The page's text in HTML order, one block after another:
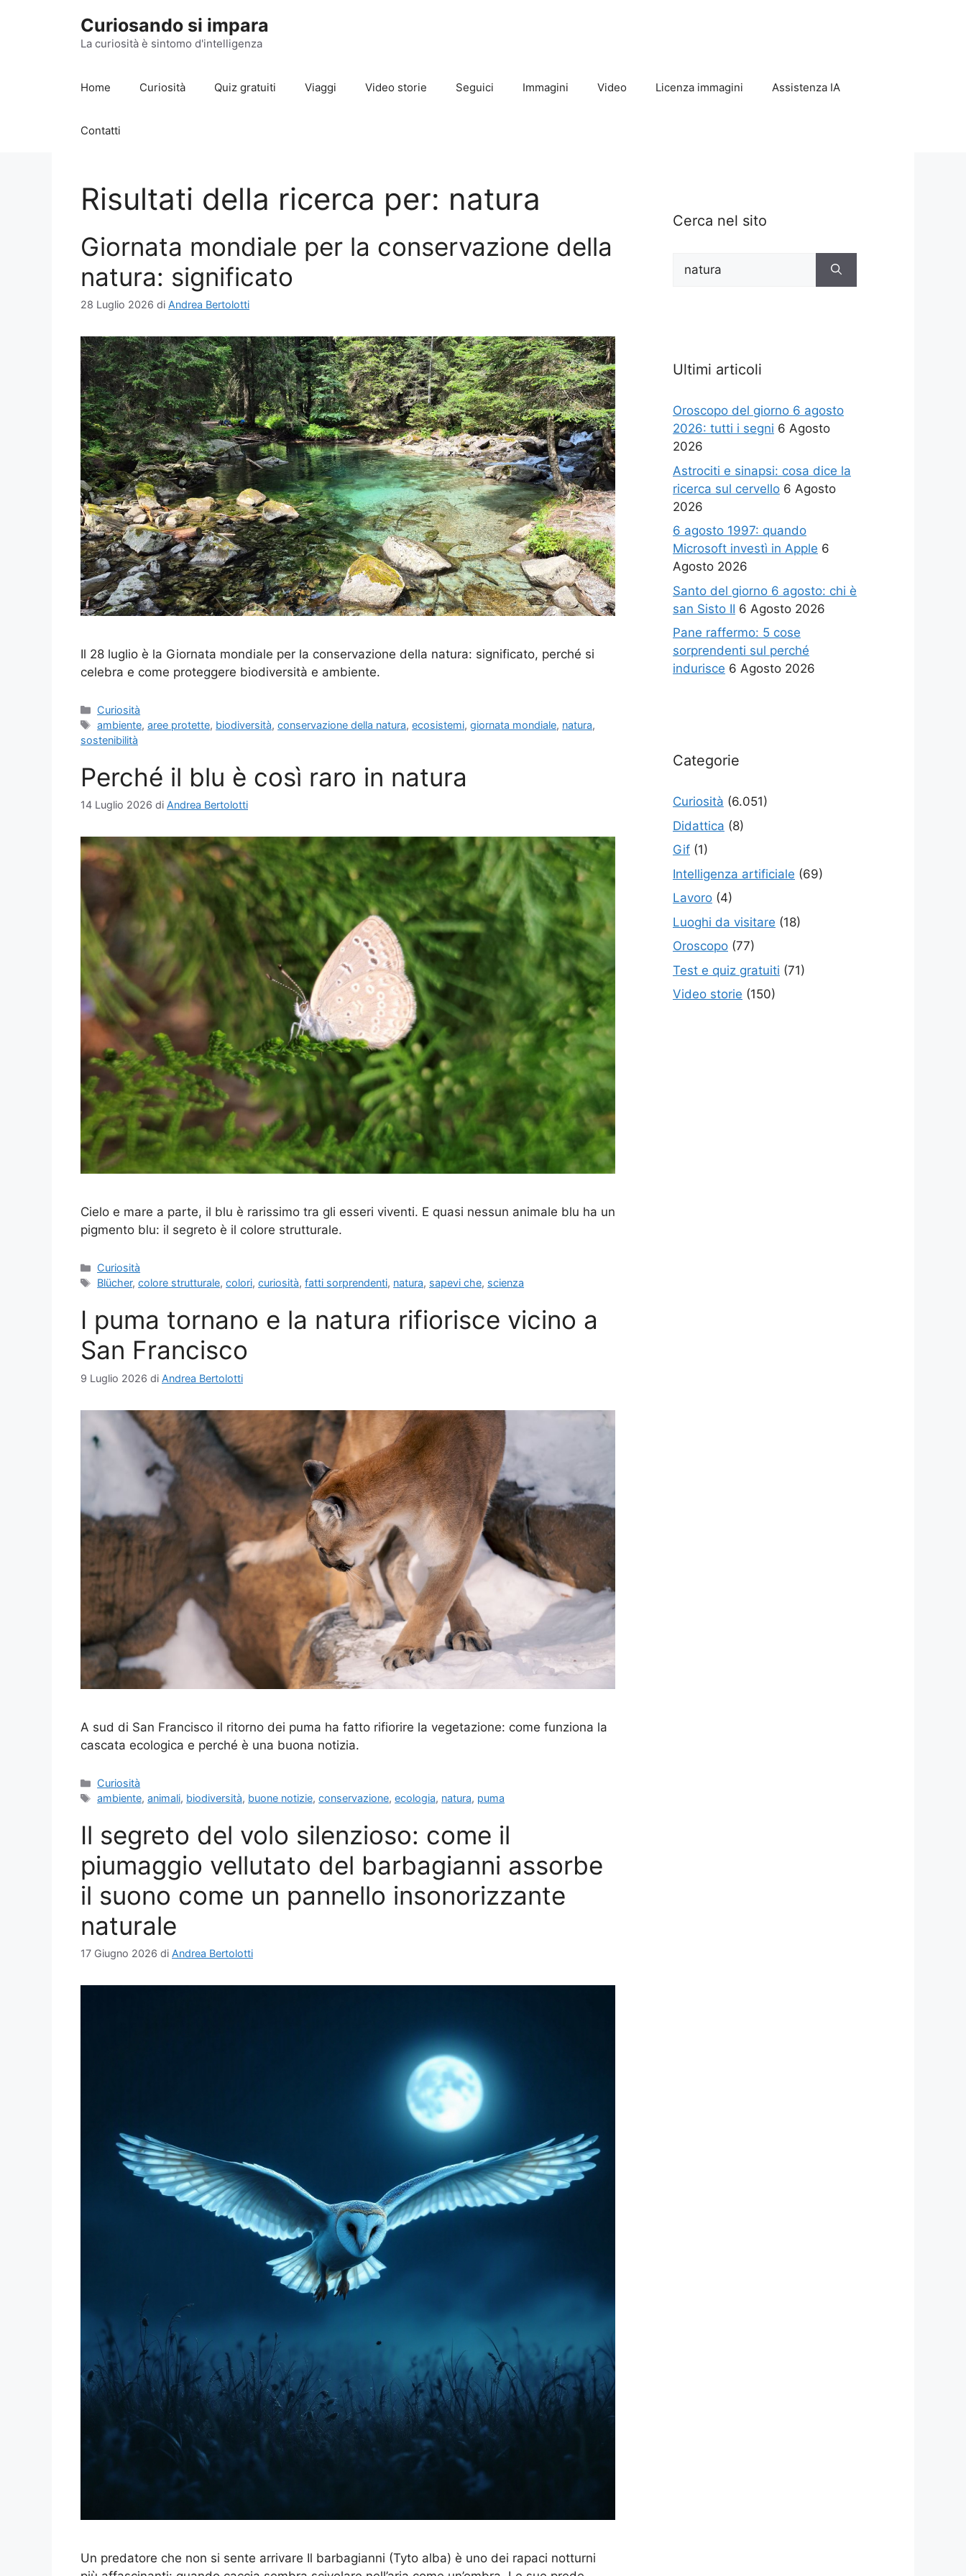
Curiosando si impara
La curiosità è sintomo d'intelligenza
Home Curiosità Quiz gratuiti Viaggi Video storie Seguici Immagini Video Licenza immagini Assistenza IA
Contatti
Risultati della ricerca per: natura
Giornata mondiale per la conservazione della
natura: significato
28 Luglio 2026 di Andrea Bertolotti
Il 28 luglio è la Giornata mondiale per la conservazione della natura: significato, perché si
celebra e come proteggere biodiversità e ambiente.
Categorie
Curiosità
Tag
ambiente,aree protette, biodiversità,conservazione della natura,ecosistemi,giornata mondiale, natura,
sostenibilità
Perché il blu è così raro in natura
14 Luglio 2026 di Andrea Bertolotti
Cielo e mare a parte, il blu è rarissimo tra gli esseri viventi. E quasi nessun animale blu ha un
pigmento blu: il segreto è il colore strutturale.
Categorie
Curiosità
Tag
Blücher,colore strutturale,colori,curiosità,fatti sorprendenti, natura, sapevi che, scienza
I puma tornano e la natura rifiorisce vicino a
San Francisco
9 Luglio 2026 di Andrea Bertolotti
A sud di San Francisco il ritorno dei puma ha fatto rifiorire la vegetazione: come funziona la
cascata ecologica e perché è una buona notizia.
Categorie
Curiosità
Tag
ambiente,animali, biodiversità, buone notizie,conservazione,ecologia, natura, puma
Il segreto del volo silenzioso: come il
piumaggio vellutato del barbagianni assorbe
il suono come un pannello insonorizzante
naturale
17 Giugno 2026 di Andrea Bertolotti
Un predatore che non si sente arrivare Il barbagianni (Tyto alba) è uno dei rapaci notturni
Cerca nel sito
per:
Ultimi articoli
Oroscopo del giorno 6 agosto
2026: tutti i segni 6 Agosto
2026
Astrociti e sinapsi: cosa dice la
ricerca sul cervello 6 Agosto
2026
6 agosto 1997: quando
Microsoft investì in Apple 6
Agosto 2026
Santo del giorno 6 agosto: chi è
san Sisto II 6 Agosto 2026
Pane raffermo: 5 cose
sorprendenti sul perché
indurisce 6 Agosto 2026
Categorie
Curiosità (6.051)
Didattica (8)
Gif (1)
Intelligenza artificiale (69)
Lavoro (4)
Luoghi da visitare (18)
Oroscopo (77)
Test e quiz gratuiti (71)
Video storie (150)